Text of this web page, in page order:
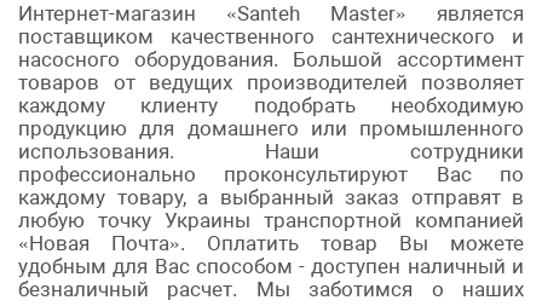
Интернет-магазин «Santeh Master» является
поставщиком качественного сантехнического и
насосного оборудования. Большой ассортимент
товаров от ведущих производителей позволяет
каждому клиенту подобрать необходимую
продукцию для домашнего или промышленного
использования. Наши сотрудники
профессионально проконсультируют Вас по
каждому товару, а выбранный заказ отправят в
любую точку Украины транспортной компанией
«Новая Почта». Оплатить товар Вы можете
удобным для Вас способом - доступен наличный и
безналичный расчет. Мы заботимся о наших